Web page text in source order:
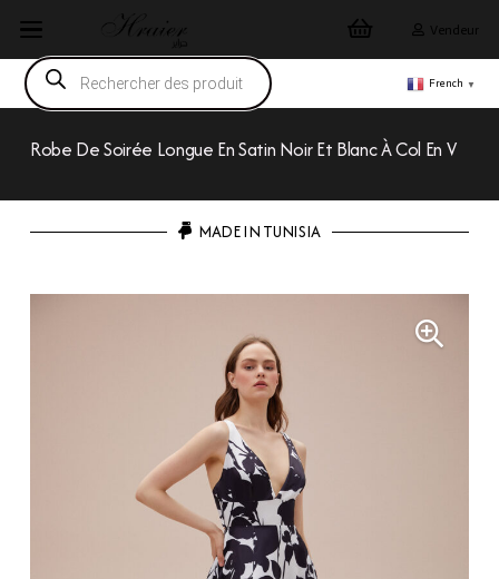
Vendeur
Recherche
de
produits
French ▼
Robe De Soirée Longue En Satin Noir Et Blanc À Col En V
MADE IN TUNISIA